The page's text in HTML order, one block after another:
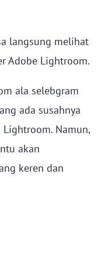
langsung melihat
Adobe Lightroom.
ala selebgram
ada susahnya
Namun,
akan
keren dan